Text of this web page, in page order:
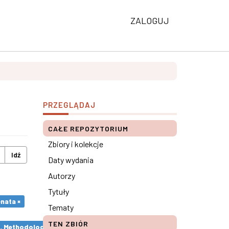
ZALOGUJ
Idź
×
remarks ×
PRZEGLĄDAJ
CAŁE REPOZYTORIUM
Zbiory i kolekcje
Daty wydania
Autorzy
Tytuły
Tematy
TEN ZBIÓR